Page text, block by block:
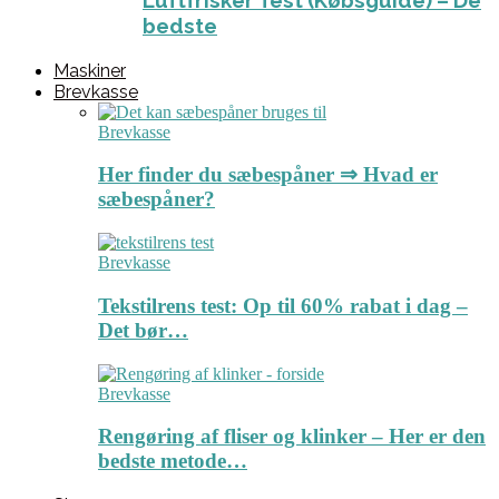
bedste
Maskiner
Brevkasse
Brevkasse
Her finder du sæbespåner ⇒ Hvad er
sæbespåner?
Brevkasse
Tekstilrens test: Op til 60% rabat i dag –
Det bør…
Brevkasse
Rengøring af fliser og klinker – Her er den
bedste metode…